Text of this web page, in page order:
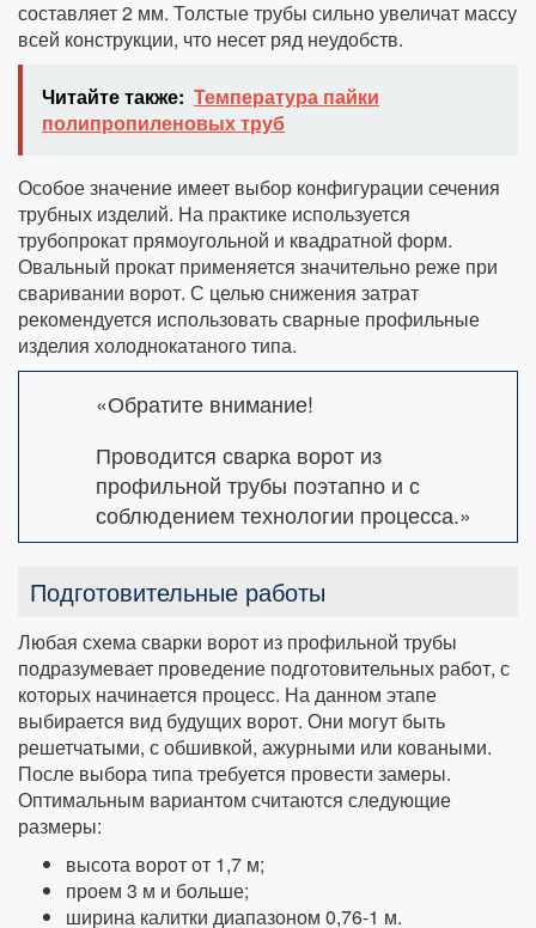
составляет 2 мм. Толстые трубы сильно увеличат массу
всей конструкции, что несет ряд неудобств.
Читайте также: Температура пайки
полипропиленовых труб
Особое значение имеет выбор конфигурации сечения
трубных изделий. На практике используется
трубопрокат прямоугольной и квадратной форм.
Овальный прокат применяется значительно реже при
сваривании ворот. С целью снижения затрат
рекомендуется использовать сварные профильные
изделия холоднокатаного типа.
«Обратите внимание!
Проводится сварка ворот из
профильной трубы поэтапно и с
соблюдением технологии процесса.»
Подготовительные работы
Любая схема сварки ворот из профильной трубы
подразумевает проведение подготовительных работ, с
которых начинается процесс. На данном этапе
выбирается вид будущих ворот. Они могут быть
решетчатыми, с обшивкой, ажурными или коваными.
После выбора типа требуется провести замеры.
Оптимальным вариантом считаются следующие
размеры:
высота ворот от 1,7 м;
проем 3 м и больше;
ширина калитки диапазоном 0,76-1 м.